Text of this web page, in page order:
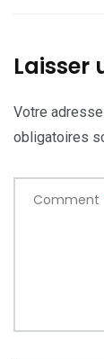
Laisser
Votre
obligatoires
Comment